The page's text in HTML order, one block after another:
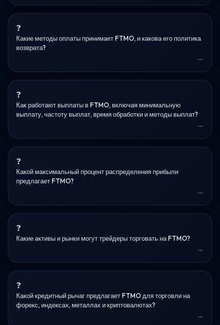
Какие методы оплаты принимает FTMO, и какова его политика
возврата?
Как работают выплаты в FTMO, включая минимальную
выплату, частоту выплат, время обработки и методы выплат?
Какой максимальный процент распределения прибыли
предлагает FTMO?
Какие активы и рынки могут трейдеры торговать на FTMO?
Какой кредитный рычаг предлагает FTMO для торговли на
форекс, индексах, металлах и криптовалютах?